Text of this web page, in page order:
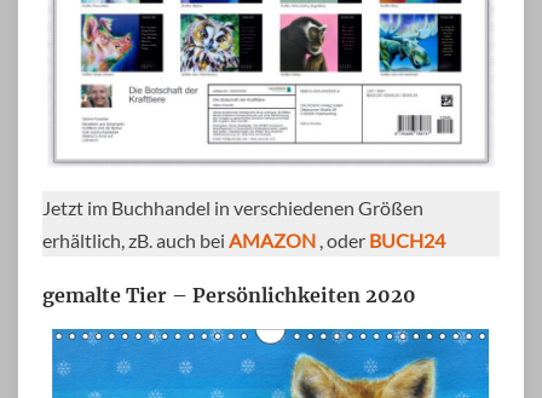
Jetzt im Buchhandel in verschiedenen Größen
erhältlich, zB. auch bei AMAZON , oder BUCH24
gemalte Tier – Persönlichkeiten 2020